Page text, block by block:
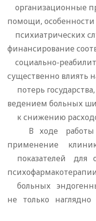
организационные
помощи, особенности
психиатрических
финансирование
социально-
существенно влиять
потерь
ведением больных
к снижению
В ходе работы
применение
показателей для
больных
не только наглядно